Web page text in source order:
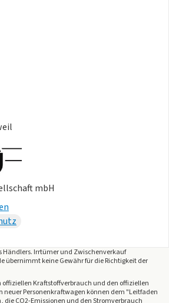
mbH
Händlers. Irrtümer und Zwischenverkauf
übernimmt keine Gewähr für die Richtigkeit der
Kraftstoffverbrauch und den offiziellen
neuer Personenkraftwagen können dem "Leitfaden